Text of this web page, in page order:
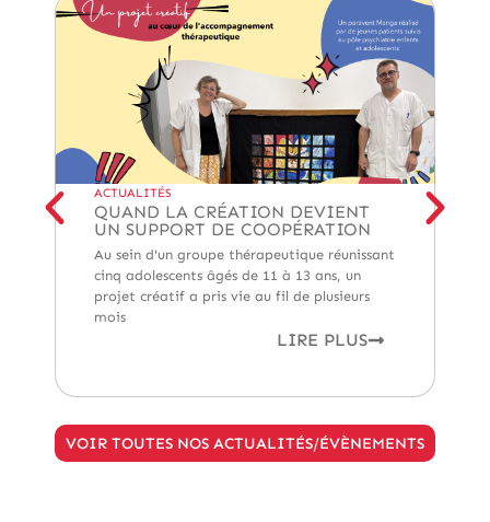
ACTUALITÉS
QUAND LA CRÉATION DEVIENT
UN SUPPORT DE COOPÉRATION
Au sein d'un groupe thérapeutique réunissant
cinq adolescents âgés de 11 à 13 ans, un
projet créatif a pris vie au fil de plusieurs
mois
LIRE PLUS
VOIR TOUTES NOS ACTUALITÉS/ÉVÈNEMENTS